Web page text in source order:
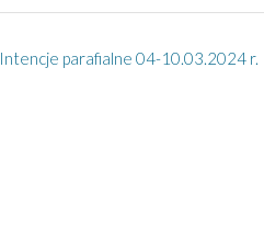
Intencje parafialne 04-10.03.2024 r.